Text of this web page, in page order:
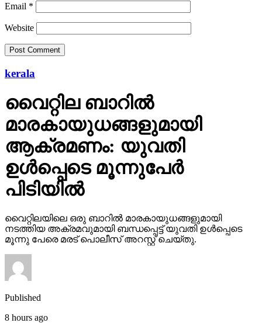
Email *
Website
kerala
വൈറ്റില ബാറില്‍
മാരകായുധങ്ങളുമായി
ആക്രമണം: യുവതി
ഉള്‍പ്പെടെ മൂന്നുപേര്‍
പിടിയില്‍
വൈറ്റിലയിലെ ഒരു ബാറില്‍ മാരകായുധങ്ങളുമായി
നടത്തിയ അക്രമവുമായി ബന്ധപ്പെട്ട് യുവതി ഉള്‍പ്പെടെ
മൂന്നു പേരെ മരട് പൊലീസ് അറസ്റ്റ് ചെയ്തു.
Published
8 hours ago